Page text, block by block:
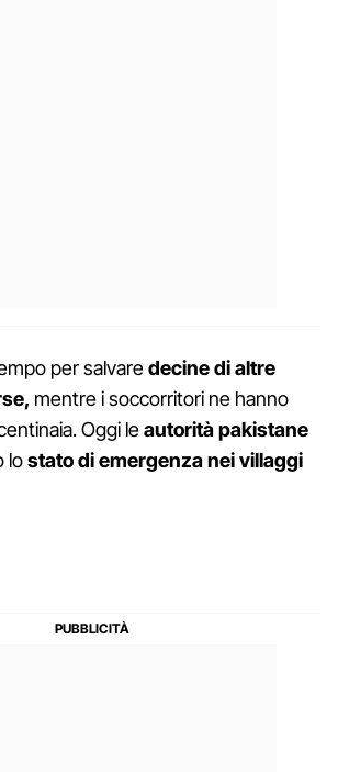
per salvaredecine di altre
mentre i soccorritori ne hanno
Oggi leautorità pakistane
lostato di emergenza nei villaggi